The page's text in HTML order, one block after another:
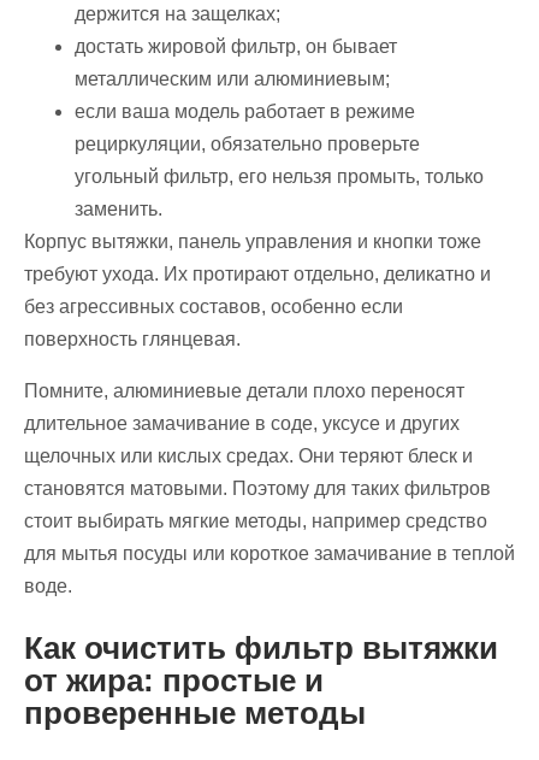
держится на защелках;
достать жировой фильтр, он бывает
металлическим или алюминиевым;
если ваша модель работает в режиме
рециркуляции, обязательно проверьте
угольный фильтр, его нельзя промыть, только
заменить.
Корпус вытяжки, панель управления и кнопки тоже
требуют ухода. Их протирают отдельно, деликатно и
без агрессивных составов, особенно если
поверхность глянцевая.
Помните, алюминиевые детали плохо переносят
длительное замачивание в соде, уксусе и других
щелочных или кислых средах. Они теряют блеск и
становятся матовыми. Поэтому для таких фильтров
стоит выбирать мягкие методы, например средство
для мытья посуды или короткое замачивание в теплой
воде.
Как очистить фильтр вытяжки
от жира: простые и
проверенные методы